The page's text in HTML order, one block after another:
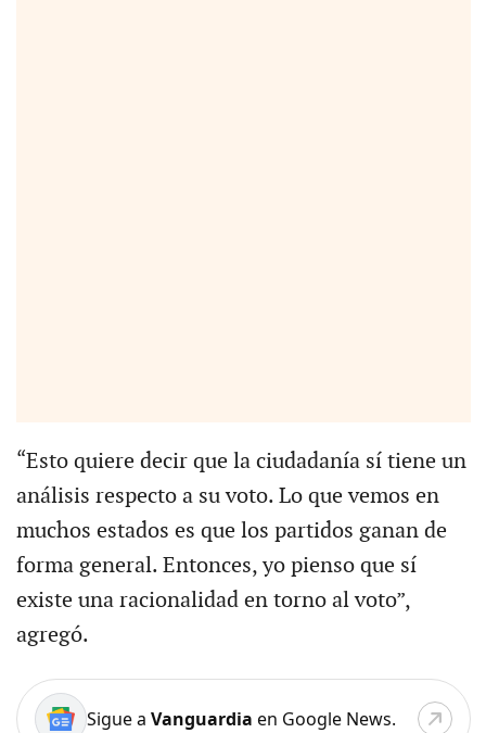
“Esto quiere decir que la ciudadanía sí tiene un
análisis respecto a su voto. Lo que vemos en
muchos estados es que los partidos ganan de
forma general. Entonces, yo pienso que sí
existe una racionalidad en torno al voto”,
agregó.
Sigue a Vanguardia en Google News.